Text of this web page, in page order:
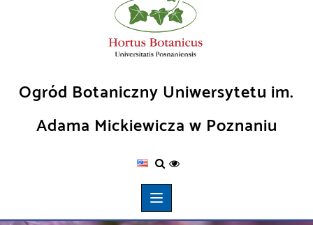
Ogród Botaniczny Uniwersytetu im.
Adama Mickiewicza w Poznaniu